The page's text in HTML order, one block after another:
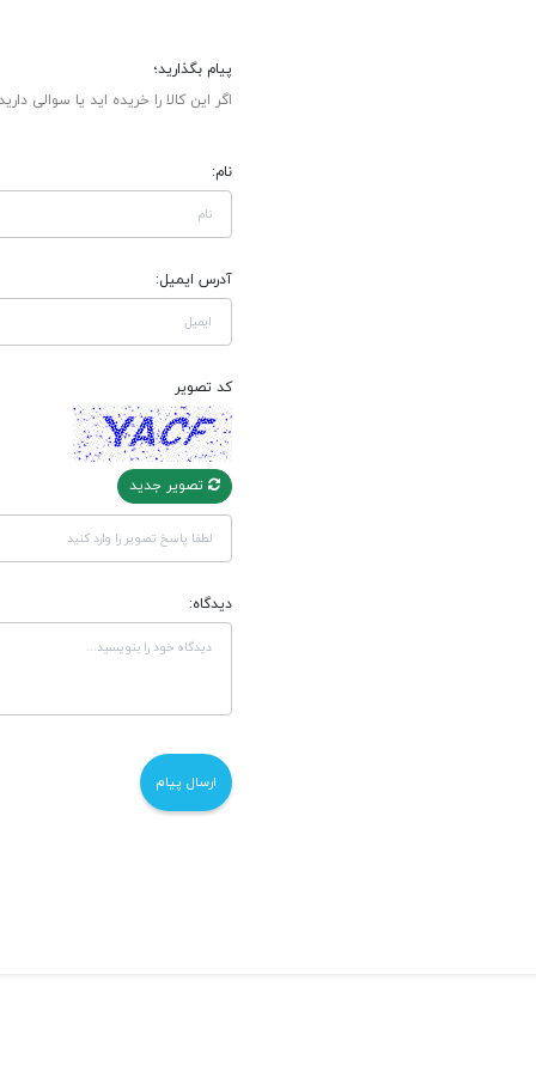
پیام بگذارید؛
اگر این کالا را خریده اید یا سوالی
نام:
آدرس ایمیل:
کد تصویر
تصویر جدید
دیدگاه: